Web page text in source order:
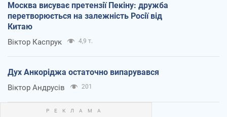
Москва висуває претензії Пекіну: дружба
перетворюється на залежність Росії від
Китаю
Віктор Каспрук 4,9 т.
Дух Анкоріджа остаточно випарувався
Віктор Андрусів 201